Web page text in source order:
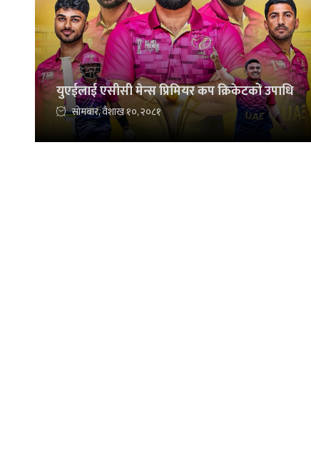
युएईलाई एसीसी मेन्स प्रिमियर कप क्रिकेटको उपाधि
सोमबार, वैशाख १०, २०८१